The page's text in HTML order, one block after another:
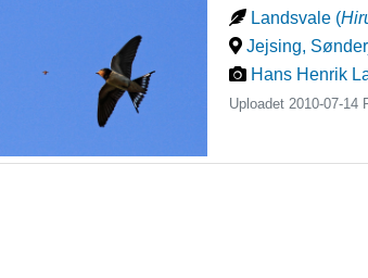
Landsvale (
Jejsing,
Hans Henrik
Uploadet 2010-07-14